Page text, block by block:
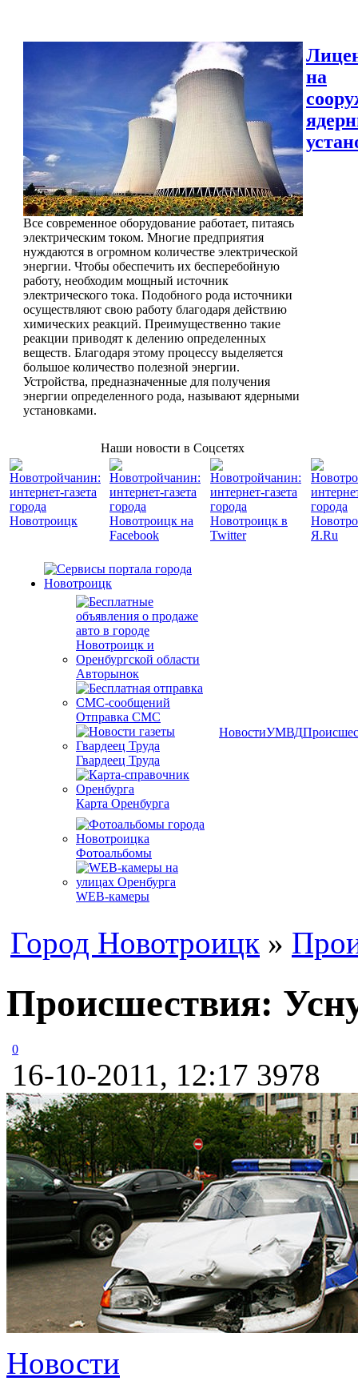
Все современное оборудование работает, питаясь
электрическим током. Многие предприятия
нуждаются в огромном количестве электрической
энергии. Чтобы обеспечить их бесперебойную
работу, необходим мощный источник
электрического тока. Подобного рода источники
осуществляют свою работу благодаря действию
химических реакций. Преимущественно такие
реакции приводят к делению определенных
веществ. Благодаря этому процессу выделяется
большое количество полезной энергии.
Устройства, предназначенные для получения
энергии определенного рода, называют ядерными
установками.
на
Наши новости в Соцсетях
Авторынок
Отправка СМС
Гвардеец Труда
Карта Оренбурга
Фотоальбомы
WEB-камеры
НовостиУМВД
Город Новотроицк »
Происшествия:
0
16-10-2011, 12:17 3978
Новости